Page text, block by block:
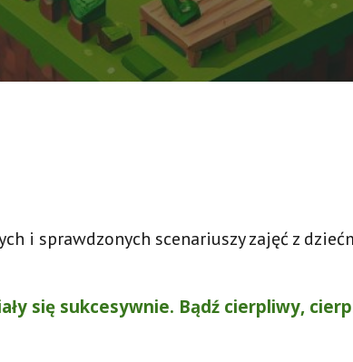
i sprawdzonych scenariuszy zajęć z
się sukcesywnie. Bądź cierpliwy,